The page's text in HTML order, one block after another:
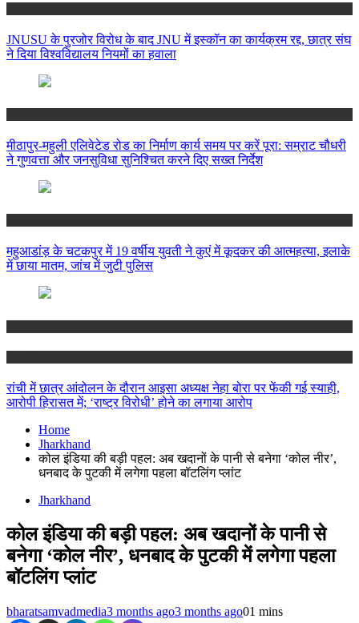
JNUSU के पुरजोर विरोध के बाद JNU में इस्कॉन का कार्यक्रम रद्द, छात्र संघ
ने दिया विश्वविद्यालय नियमों का हवाला
मीठापुर-महुली एलिवेटेड रोड का निर्माण कार्य समय पर करें पूरा: सम्राट चौधरी
ने गुणवत्ता और जनसुविधा सुनिश्चित करने दिए सख्त निर्देश
महुआडांड़ के चटकपुर में 19 वर्षीय युवती ने कुएं में कूदकर की आत्महत्या, इलाके
में छाया मातम, जांच में जुटी पुलिस
रांची में छात्र आंदोलन के दौरान आइसा अध्यक्ष नेहा बोरा पर फेंकी गई स्याही,
आरोपी हिरासत में; ‘राष्ट्र विरोधी’ होने का लगाया आरोप
Home
Jharkhand
कोल इंडिया की बड़ी पहल: अब खदानों के पानी से बनेगा ‘कोल नीर’,
धनबाद के पुटकी में लगेगा पहला बॉटलिंग प्लांट
Jharkhand
कोल इंडिया की बड़ी पहल: अब खदानों के पानी से
बनेगा ‘कोल नीर’, धनबाद के पुटकी में लगेगा पहला
बॉटलिंग प्लांट
bharatsamvadmedia3 months ago3 months ago01 mins